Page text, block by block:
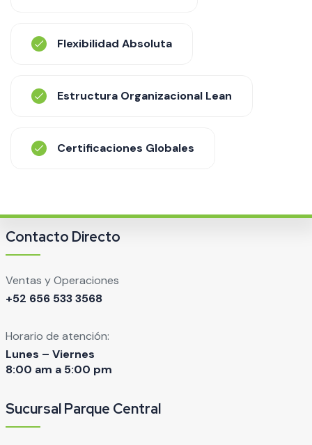
Flexibilidad Absoluta
Estructura Organizacional Lean
Certificaciones Globales
Contacto Directo
Ventas y Operaciones
+52 656 533 3568
Horario de atención:
Lunes – Viernes
8:00 am a 5:00 pm
Sucursal Parque Central